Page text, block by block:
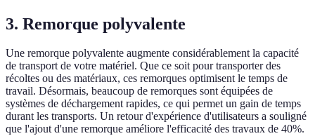
3. Remorque polyvalente
Une remorque polyvalente augmente considérablement la capacité
de transport de votre matériel. Que ce soit pour transporter des
récoltes ou des matériaux, ces remorques optimisent le temps de
travail. Désormais, beaucoup de remorques sont équipées de
systèmes de déchargement rapides, ce qui permet un gain de temps
durant les transports. Un retour d'expérience d'utilisateurs a souligné
que l'ajout d'une remorque améliore l'efficacité des travaux de 40%.